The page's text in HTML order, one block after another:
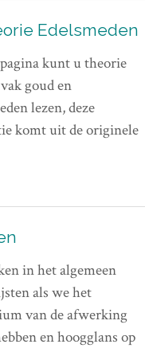
Edelsmeden
kunt u theorie
goud en
lezen, deze
komt uit de originele
in het algemeen
als we het
van de afwerking
en hoogglans op